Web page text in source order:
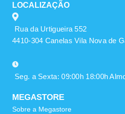
LOCALIZAÇÃO
Rua da Urtigueira 552
4410-304 Canelas Vila Nova de
Seg. a Sexta: 09:00h 18:00h
MEGASTORE
Sobre a Megastore